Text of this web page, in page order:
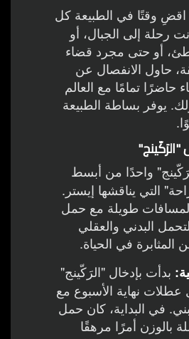
اقضِ وقتًا في الطبيعة كل
رحلة إلى الجبال، أو
أو حتى مجرد قضاء
حاول الانفصال عن
حاضرًا تمامًا مع العالم
يوفر بساطة الطبيعة
"الرَكّينج"
واحدًا من أبسط
التي يناقشها إيستر.
طويلة مع حمل
البدني والعقلي
في الحياة.
بدأت بإدخال "الرَكّينج"
نهاية الأسبوع مع
في البداية، كان حمل
بالوزن أمرًا مرهقًا